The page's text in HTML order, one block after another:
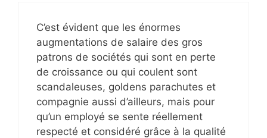
C’est évident que les énormes
augmentations de salaire des gros
patrons de sociétés qui sont en perte
de croissance ou qui coulent sont
scandaleuses, goldens parachutes et
compagnie aussi d’ailleurs, mais pour
qu’un employé se sente réellement
respecté et considéré grâce à la qualité